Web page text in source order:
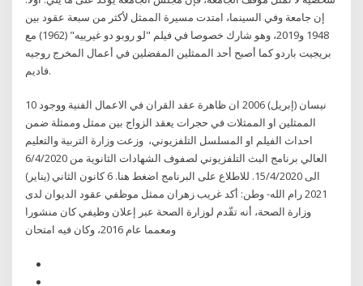
إن جامعة وفي السينما، امتدت مسيرة الممثل لأكثر من سبعة عقود بين
1948 و2019، وهو شارك خصوصا في فيلم "لو روبو دو غيرييه" (1962) مع
بريجيت باردو كما أصبح أحد الممثلين المفضلين في أعمال المخرج روجيه
فاديم.
10 نيسان (إبريل) 2006 ان ظاهرة عقد القران في الاعمال الفنية ووجود
الممثلين او الممثلات في حجرات يعقد الزواج بين ممثل وممثلة ضمن
احداث الفيلم او المسلسل التلفزيوني، وزعت وزارة التربية والتعليم
العالي برنامج البث التلفزيوني لصفوف الشهادات الثانوية من 6/4/2020
الى 15/4/2020. للاطلاع على البرنامج اضغط هنا. 6 كانون الثاني (يناير)
2021 رام الله- وطن: أكد غريب زهران ممثل موظفي عقود الديوان لدى
وزارة الصحة، أنه تقّدم لوزارة الصحة عبر إعلان وظيفي كان منشورا